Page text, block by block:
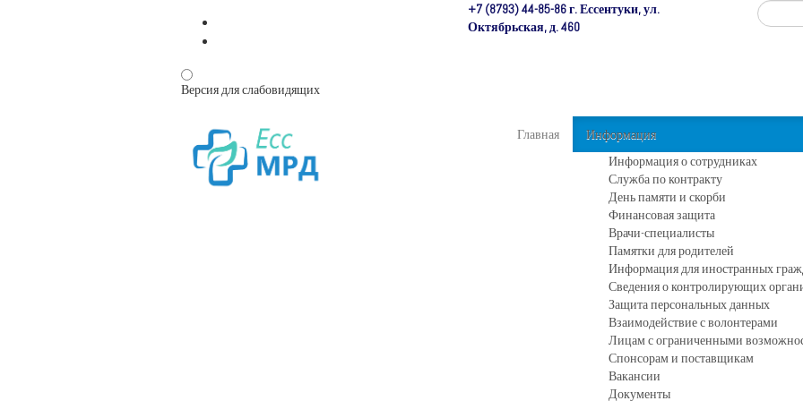
+7 (8793) 44-85-86 г. Ессентуки, ул.
Октябрьская, д. 460
Версия для слабовидящих
Главная
Информация
Информация о сотрудниках
Служба по контракту
День памяти и скорби
Финансовая защита
Врачи-специалисты
Памятки для родителей
Информация для иностранных
Сведения о контролирующих
Защита персональных данных
Взаимодействие с волонтерами
Лицам с ограниченными
Спонсорам и поставщикам
Вакансии
Документы